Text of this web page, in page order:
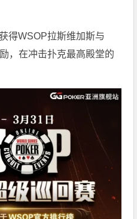
得WSOP拉斯维加斯与
，在冲击扑克最高殿堂的